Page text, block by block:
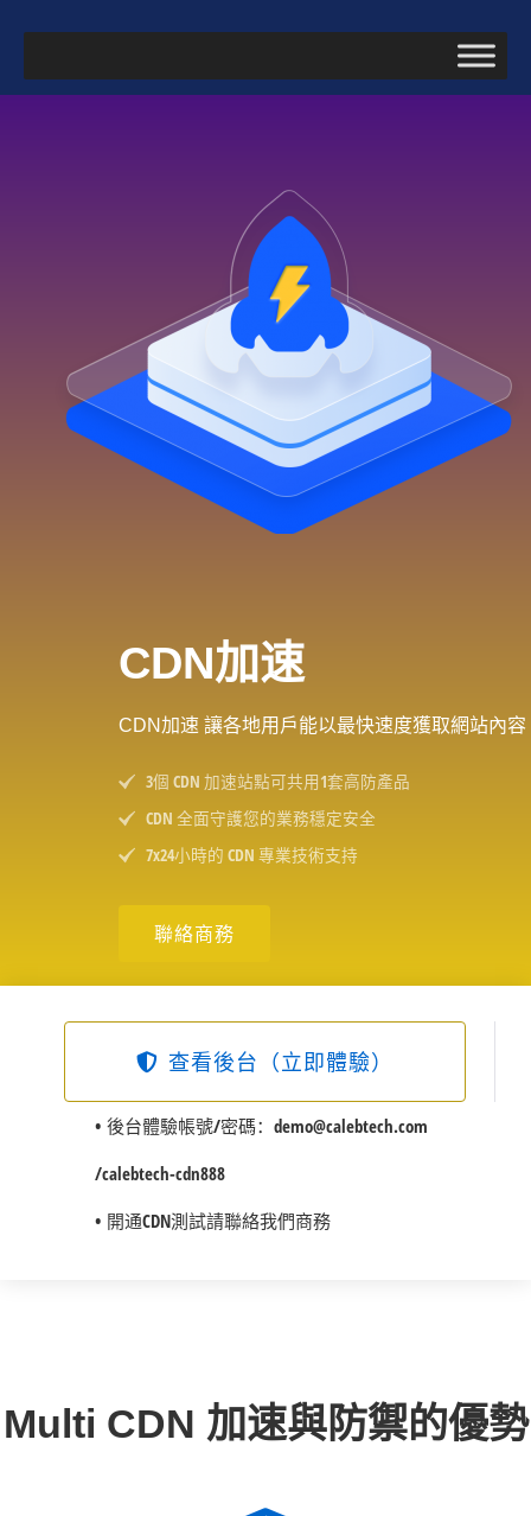
CDN加速
CDN加速 讓各地用戶能以最快速度獲取網站內容
3個 CDN 加速站點可共用1套高防產品
CDN 全面守護您的業務穩定安全
7x24小時的 CDN 專業技術支持
聯絡商務
查看後台（立即體驗）
• 後台體驗帳號/密碼： demo@calebtech.com
/calebtech-cdn888
• 開通CDN測試請聯絡我們商務
Multi CDN 加速與防禦的優勢